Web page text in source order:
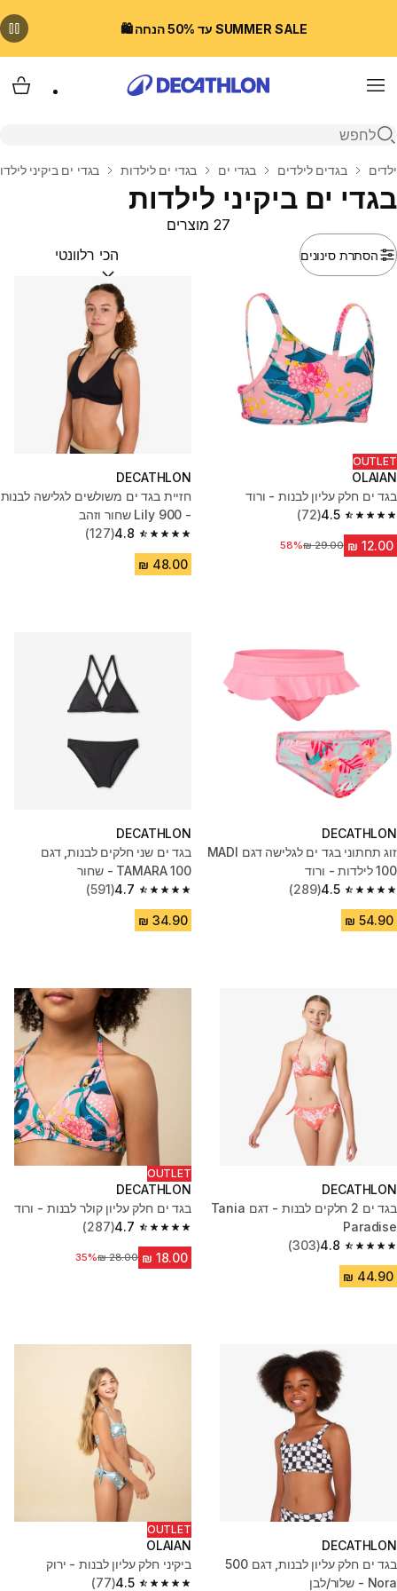
SUMMER SALE עד 50% הנחה 🛍️
Menu
פתיחת חיפוש
בית
ילדים בגדים לילדים בגדי ים בגדי ים לילדות בגדי ים ביקיני
בגדי ים ביקיני לילדות
הסתרת סינונים
27 מוצרים
מיין לפי:(optional)
OUTLET
OLAIAN
בגד ים חלק עליון לבנות - ורוד
4.5
4.5 out of 5 stars from 72 reviews
(72)
מחיר לפני הנחה‏29.00 ₪
58%
DECATHLON
חזיית בגד ים משולשים לגלישה לבנות
- 900 Lily שחור וזהב
4.8
4.8 out of 5 stars from 127 reviews
(127)
DECATHLON
זוג תחתוני בגד ים לגלישה דגם MADI
100 לילדות - ורוד
4.5
4.5 out of 5 stars from 289 reviews
(289)
DECATHLON
בגד ים שני חלקים לבנות, דגם
TAMARA 100 - שחור
4.7
4.7 out of 5 stars from 591 reviews
(591)
DECATHLON
בגד ים 2 חלקים לבנות - דגם Tania
Paradise
4.8
4.8 out of 5 stars from 303 reviews
(303)
OUTLET
DECATHLON
בגד ים חלק עליון קולר לבנות - ורוד
4.7
4.7 out of 5 stars from 287 reviews
(287)
מחיר לפני הנחה‏28.00 ₪
35%
DECATHLON
בגד ים חלק עליון לבנות, דגם 500
Nora - שלור/לבן
OUTLET
OLAIAN
ביקיני חלק עליון לבנות - ירוק
4.5
(77)